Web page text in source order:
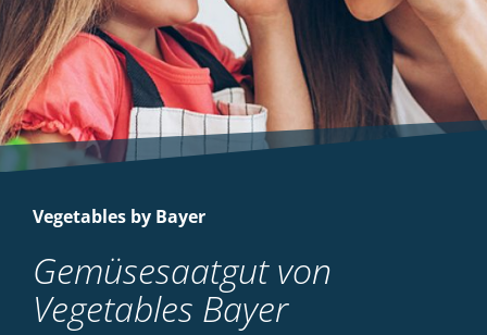
Vegetables by Bayer
Gemüsesaatgut von
Vegetables Bayer